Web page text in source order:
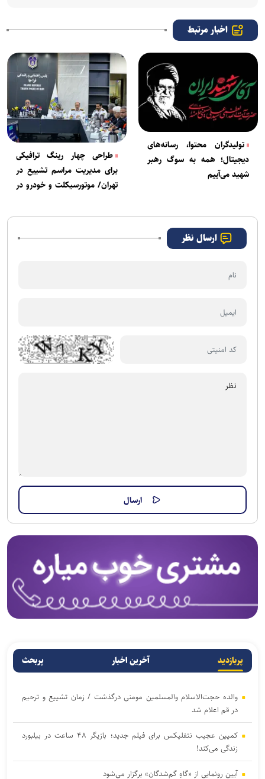
اخبار مرتبط
تولیدگران محتوا، رسانه‌های
دیجیتال؛ همه به سوگ رهبر
شهید می‌آییم
طراحی چهار رینگ ترافیکی
برای مدیریت مراسم تشییع در
تهران/ موتورسیکلت و خودرو در
ارسال نظر
پربازدید آخرین اخبار پربحث
والده حجت‌الاسلام والمسلمین مومنی درگذشت / زمان تشییع و ترحیم
در قم اعلام شد
کمپین عجیب نتفلیکس برای فیلم جدید؛ بازیگر ۴۸ ساعت در بیلبورد
زندگی می‌کند!
آیین رونمایی از «گاهِ گم‌شدگان» برگزار می‌شود